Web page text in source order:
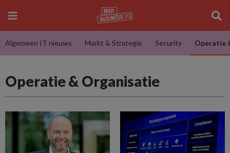
Algemeen IT nieuws Markt & Strategie Security Operatie
Operatie & Organisatie